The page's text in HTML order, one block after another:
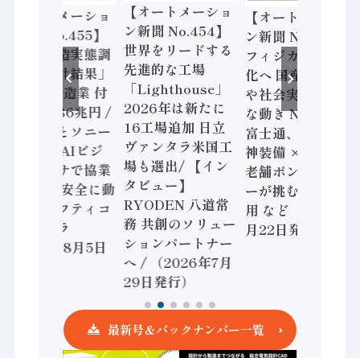
【オートメーショ
ン新聞 No.455】
「経済構造実態調
査二次集計結果」
2024年製造業 付
加価値額86兆円 /
三菱電機とソニー
セミコン AIビジ
ョンセンサで協業
/ IDEC、安全に動
かすセーフティコ
ントローラ
（2026年8月5日
【オートメーショ
ン新聞 No.454】
世界をリードする
先進的な工場
「Lighthouse」
2026年は新たに
16工場追加 日立
ヴァンタラ米国工
場も選出/ 【イン
タビュー】
RYODEN 八道常
務 共創のソリュー
ションパートナー
へ / （2026年7月
29日発行）
【オートメーショ
ン新聞 No.453】
フィジカルAI本格
化へ 国産AI開発
や社会実装に活発
な動き Noetra、
富士通、日立 / 兵
神装備 × HMS、
老舗ポンプメーカ
ーが挑むデータ活
用 など（2026年7
月22日発行）
最新号＆バックナンバー一覧